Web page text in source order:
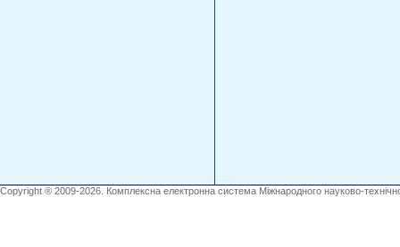
Copyright ® 2009-2026. Комплексна електронна система Міжнародного науково-